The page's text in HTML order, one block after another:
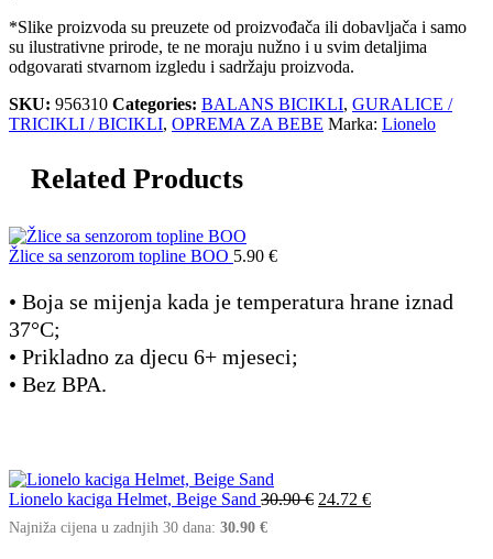
*Slike proizvoda su preuzete od proizvođača ili dobavljača i samo
su ilustrativne prirode, te ne moraju nužno i u svim detaljima
odgovarati stvarnom izgledu i sadržaju proizvoda.
SKU: 956310 Categories: BALANS BICIKLI, GURALICE /
TRICIKLI / BICIKLI, OPREMA ZA BEBE Marka: Lionelo
Related Products
Žlice sa senzorom topline BOO 5.90 €
• Boja se mijenja kada je temperatura hrane iznad
37°C;
• Prikladno za djecu 6+ mjeseci;
• Bez BPA.
Lionelo kaciga Helmet, Beige Sand 30.90€ Izvorna
24.72 €Trenutna
Najniža cijena u zadnjih 30 dana: 30.90 €